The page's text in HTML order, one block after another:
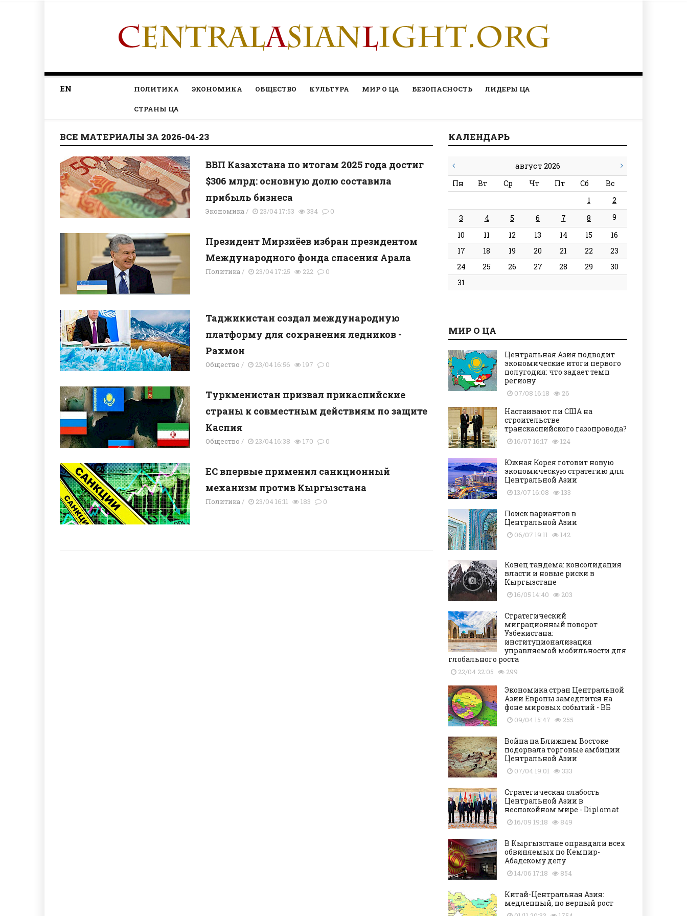
EN ПОЛИТИКА ЭКОНОМИКА ОБЩЕСТВО КУЛЬТУРА МИР О ЦА БЕЗОПАСНОСТЬ ЛИДЕРЫ ЦА
СТРАНЫ ЦА
ВСЕ МАТЕРИАЛЫ ЗА 2026-04-23
ВВП Казахстана по итогам 2025 года достиг
$306 млрд: основную долю составила
прибыль бизнеса
Экономика/ 23/04 17:53 334 0
Президент Мирзиёев избран президентом
Международного фонда спасения Арала
Политика/ 23/04 17:25 222 0
Таджикистан создал международную
платформу для сохранения ледников -
Рахмон
Общество / 23/04 16:56 197 0
Туркменистан призвал прикаспийские
страны к совместным действиям по защите
Каспия
Общество / 23/04 16:38 170 0
ЕС впервые применил санкционный
механизм против Кыргызстана
Политика/ 23/04 16:11 183 0
КАЛЕНДАРЬ
август 2026
Пн Вт Ср Чт Пт Сб
Вс
1
2
3
4 5 6 7 8
9
10
11 12 13 14 15
16
17
18 19 20 21 22
23
24
25 26 27 28 29
30
31
МИР О ЦА
Центральная Азия подводит
экономические итоги первого
полугодия: что задает темп
региону
07/08 16:18 26
Настаивают ли США на
строительстве
транскаспийского газопровода?
16/07 16:17 124
Южная Корея готовит новую
экономическую стратегию для
Центральной Азии
13/07 16:08 133
Поиск вариантов в
Центральной Азии
06/07 19:11 142
Конец тандема: консолидация
власти и новые риски в
Кыргызстане
16/05 14:40 203
Стратегический
миграционный поворот
Узбекистана:
институционализация
управляемой мобильности для
глобального роста
22/04 22:05 299
Экономика стран Центральной
Азии Европы замедлится на
фоне мировых событий - ВБ
09/04 15:47 255
Война на Ближнем Востоке
подорвала торговые амбиции
Центральной Азии
07/04 19:01 333
Стратегическая слабость
Центральной Азии в
неспокойном мире - Diplomat
16/09 19:18 849
В Кыргызстане оправдали всех
обвиняемых по Кемпир-
Абадскому делу
14/06 17:18 854
Китай-Центральная Азия:
медленный, но верный рост